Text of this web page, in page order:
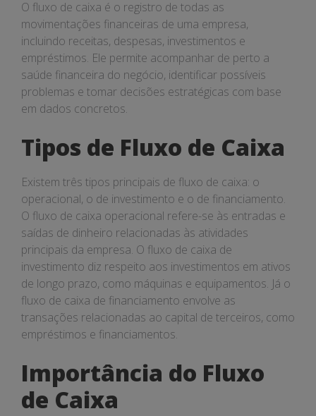
O fluxo de caixa é o registro de todas as
movimentações financeiras de uma empresa,
incluindo receitas, despesas, investimentos e
empréstimos. Ele permite acompanhar de perto a
saúde financeira do negócio, identificar possíveis
problemas e tomar decisões estratégicas com base
em dados concretos.
Tipos de Fluxo de Caixa
Existem três tipos principais de fluxo de caixa: o
operacional, o de investimento e o de financiamento.
O fluxo de caixa operacional refere-se às entradas e
saídas de dinheiro relacionadas às atividades
principais da empresa. O fluxo de caixa de
investimento diz respeito aos investimentos em ativos
de longo prazo, como máquinas e equipamentos. Já o
fluxo de caixa de financiamento envolve as
transações relacionadas ao capital de terceiros, como
empréstimos e financiamentos.
Importância do Fluxo
de Caixa